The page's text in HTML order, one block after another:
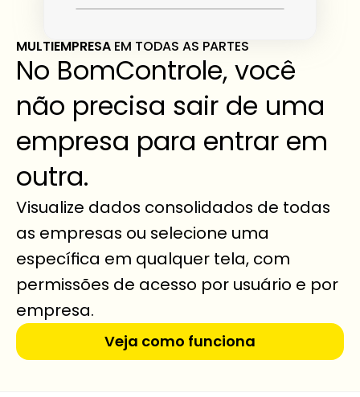
MULTIEMPRESA EM TODAS AS PARTES
No BomControle, você
não precisa sair de uma
empresa para entrar em
outra.
Visualize dados consolidados de todas
as empresas ou selecione uma
específica em qualquer tela, com
permissões de acesso por usuário e por
empresa.
Veja como funciona